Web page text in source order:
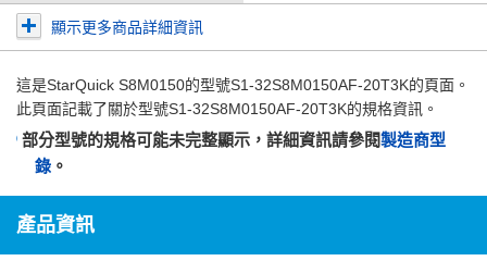
顯示更多商品詳細資訊
這是StarQuick S8M0150的型號S1-32S8M0150AF-20T3K的頁面。
此頁面記載了關於型號S1-32S8M0150AF-20T3K的規格資訊。
部分型號的規格可能未完整顯示，詳細資訊請參閱製造商型
錄 。
產品資訊